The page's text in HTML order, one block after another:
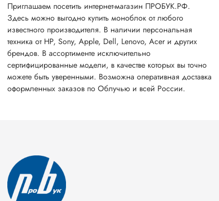
Приглашаем посетить интернет-магазин ПРОБУК.РФ.
Здесь можно выгодно купить моноблок от любого
известного производителя. В наличии персональная
техника от HP, Sony, Apple, Dell, Lenovo, Acer и других
брендов. В ассортименте исключительно
сертифицированные модели, в качестве которых вы точно
можете быть уверенными. Возможна оперативная доставка
оформленных заказов по Облучью и всей России.